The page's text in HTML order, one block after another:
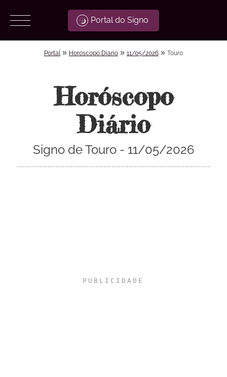
Portal do Signo
Portal » Horoscopo Diario » 11/05/2026 » Touro
Horóscopo
Diário
Signo de Touro - 11/05/2026